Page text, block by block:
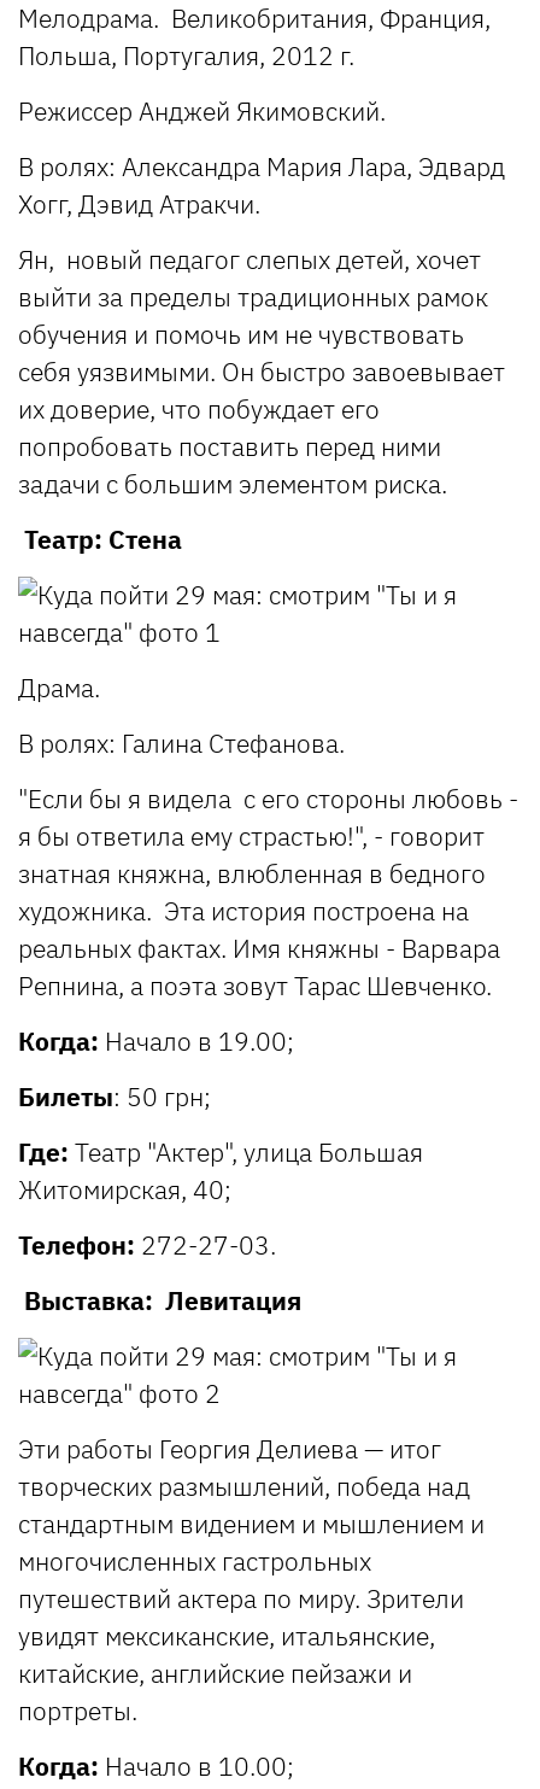
Мелодрама. Великобритания, Франция,
Польша, Португалия, 2012 г.
Режиссер Анджей Якимовский.
В ролях: Александра Мария Лара, Эдвард
Хогг, Дэвид Атракчи.
Ян, новый педагог слепых детей, хочет
выйти за пределы традиционных рамок
обучения и помочь им не чувствовать
себя уязвимыми. Он быстро завоевывает
их доверие, что побуждает его
попробовать поставить перед ними
задачи с большим элементом риска.
Театр: Стена
Драма.
В ролях: Галина Стефанова.
"Если бы я видела с его стороны любовь -
я бы ответила ему страстью!", - говорит
знатная княжна, влюбленная в бедного
художника. Эта история построена на
реальных фактах. Имя княжны - Варвара
Репнина, а поэта зовут Тарас Шевченко.
Когда: Начало в 19.00;
Билеты: 50 грн;
Где: Театр "Актер", улица Большая
Житомирская, 40;
Телефон: 272-27-03.
Выставка: Левитация
Эти работы Георгия Делиева — итог
творческих размышлений, победа над
стандартным видением и мышлением и
многочисленных гастрольных
путешествий актера по миру. Зрители
увидят мексиканские, итальянские,
китайские, английские пейзажи и
портреты.
Когда: Начало в 10.00;